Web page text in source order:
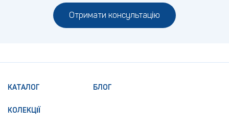
Отримати консультацію
КАТАЛОГ
КОЛЕКЦІЇ
БЛОГ